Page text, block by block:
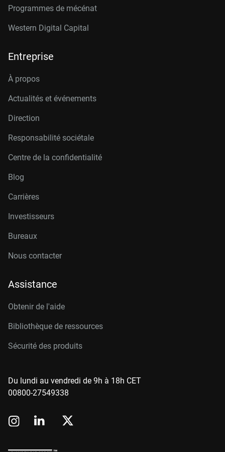
Programmes de mécénat
Western Digital Capital
Entreprise
À propos
Actualités et événements
Direction
Responsabilité sociétale
Centre de la confidentialité
Blog
Carrières
Investisseurs
Bureaux
Nous contacter
Assistance
Obtenir de l'aide
Bibliothèque de ressources
Sécurité des produits
Du lundi au vendredi de 9h à 18h CET
00800-27549338